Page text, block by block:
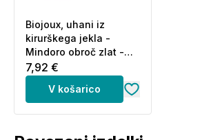
Biojoux, uhani iz
kirurškega jekla -
Mindoro obroč zlat -
BJT352 (2 uhana)
7,92 €
V košarico